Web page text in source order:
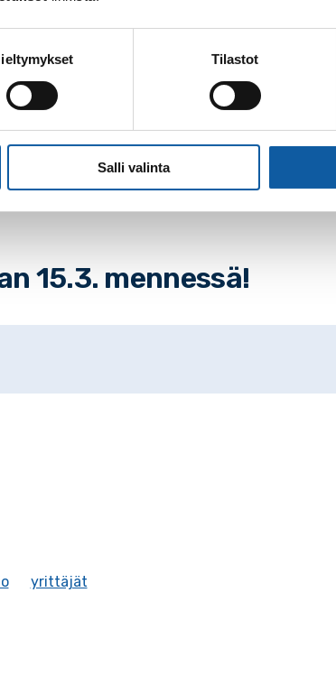
Tilastot
Salli valinta
näkyviin VisitPaimion kotisivuille ja
jakaa VisitPaimion kanavissa
omilla kotisivuilla ja somekanavilla.
15.3. mennessä!
yrittäjät